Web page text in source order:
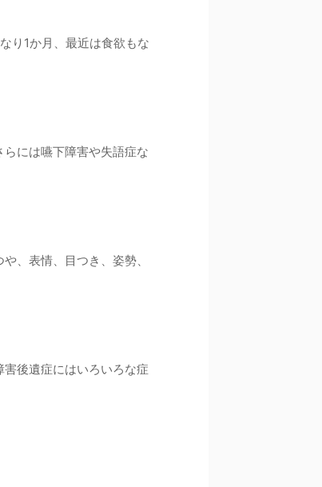
り1か月、最近は食欲もな
には嚥下障害や失語症な
、表情、目つき、姿勢、
後遺症にはいろいろな症